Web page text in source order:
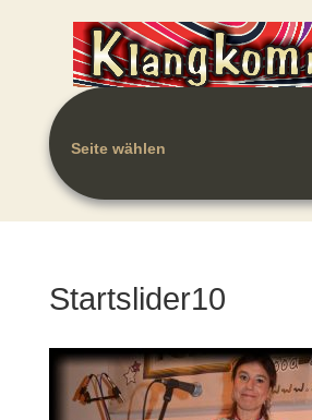
Seite wählen
Startslider10